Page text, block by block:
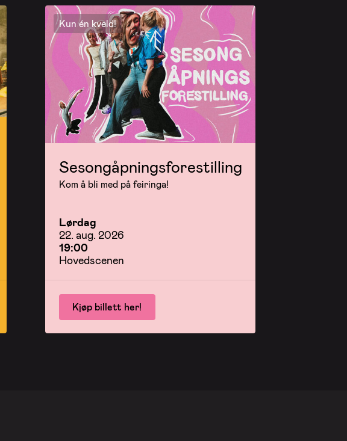
Kun én kveld!
Sesongåpningsforestilling
Kom å bli med på feiringa!
Lørdag
22. aug. 2026
19:00
Hovedscenen
Kjøp billett her!